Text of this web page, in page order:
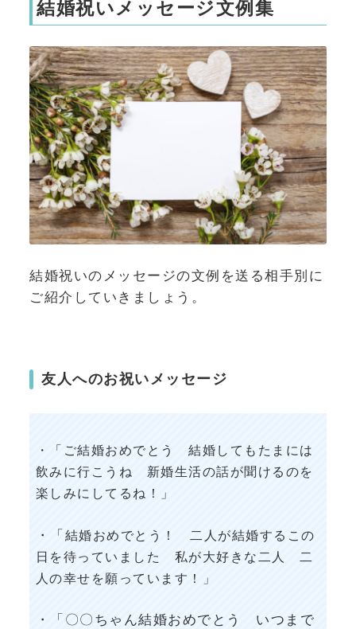
結婚祝いメッセージ文例集
結婚祝いのメッセージの文例を送る相手別に
ご紹介していきましょう。
友人へのお祝いメッセージ
・「ご結婚おめでとう 結婚してもたまには
飲みに行こうね 新婚生活の話が聞けるのを
楽しみにしてるね！」
・「結婚おめでとう！ 二人が結婚するこの
日を待っていました 私が大好きな二人 二
人の幸せを願っています！」
・「〇〇ちゃん結婚おめでとう いつまで